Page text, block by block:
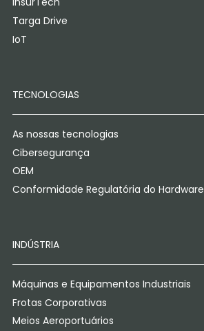
Targa Drive
IoT
TECNOLOGIAS
As nossas tecnologias
Cibersegurança
OEM
Conformidade Regulatória do Hardware
INDÚSTRIA
Máquinas e Equipamentos Industriais
Frotas Corporativas
Meios Aeroportuários